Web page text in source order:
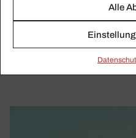
Alle
Die Folgen der
Das Festhalten des SWR an
Stones „Wozzeck“-
neuer Agent von Anna